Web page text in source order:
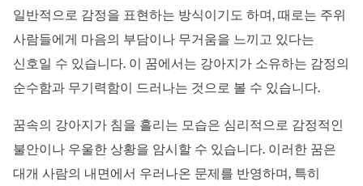
일반적으로 감정을 표현하는 방식이기도 하며, 때로는 주위
사람들에게 마음의 부담이나 무거움을 느끼고 있다는
신호일 수 있습니다. 이 꿈에서는 강아지가 소유하는 감정의
순수함과 무기력함이 드러나는 것으로 볼 수 있습니다.
꿈속의 강아지가 침을 흘리는 모습은 심리적으로 감정적인
불안이나 우울한 상황을 암시할 수 있습니다. 이러한 꿈은
대개 사람의 내면에서 우러나온 문제를 반영하며, 특히